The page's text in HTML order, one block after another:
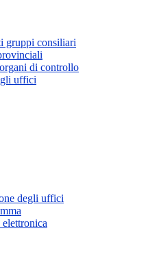
gruppi consiliari
di controllo
uffici
degli uffici